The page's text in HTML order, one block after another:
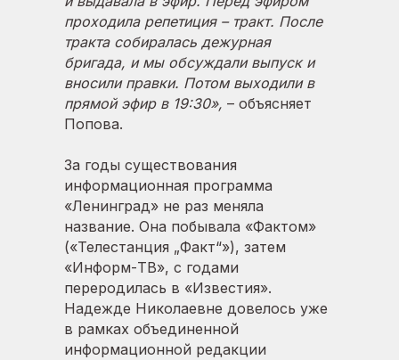
проходила репетиция – тракт. После
тракта собиралась дежурная
бригада, и мы обсуждали выпуск и
вносили правки. Потом выходили в
прямой эфир в 19:30», – объясняет
Попова.
За годы существования
информационная программа
«Ленинград» не раз меняла
название. Она побывала «Фактом»
(«Телестанция „Факт“»), затем
«Информ-ТВ», с годами
переродилась в «Известия».
Надежде Николаевне довелось уже
в рамках объединенной
информационной редакции